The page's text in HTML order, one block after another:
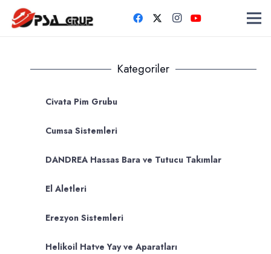
Kategoriler
Civata Pim Grubu
Cumsa Sistemleri
DANDREA Hassas Bara ve Tutucu Takımlar
El Aletleri
Erezyon Sistemleri
Helikoil Hatve Yay ve Aparatları